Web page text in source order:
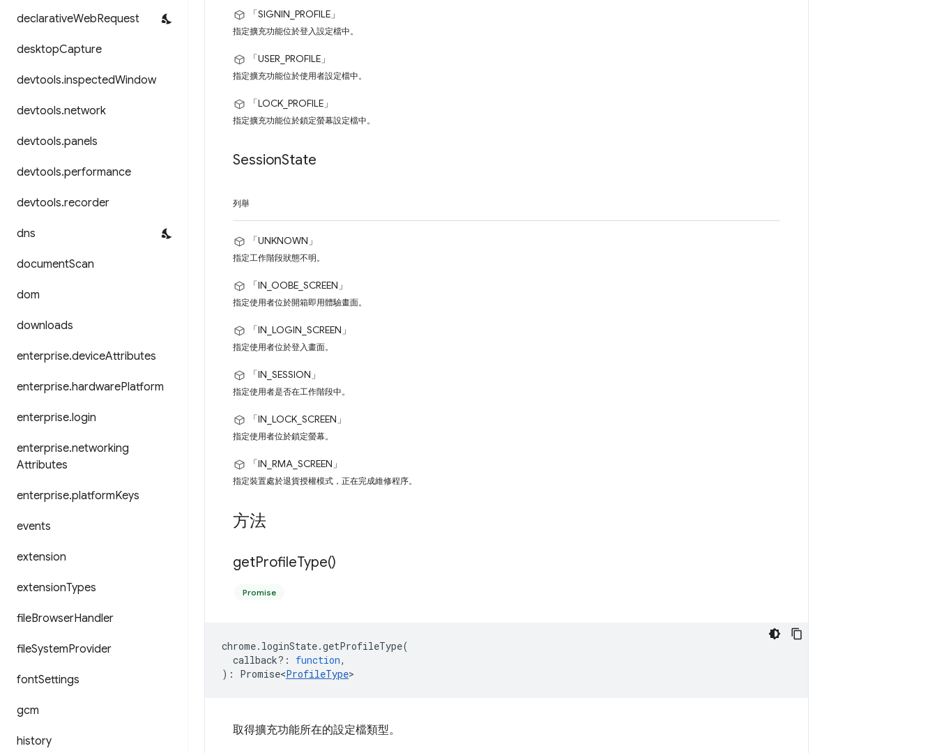
declarativeWebRequest
desktopCapture
devtools.inspectedWindow
devtools.network
devtools.panels
devtools.performance
devtools.recorder
dns
documentScan
dom
downloads
enterprise.deviceAttributes
enterprise.hardwarePlatform
enterprise.login
enterprise.networking
Attributes
enterprise.platformKeys
events
extension
extensionTypes
fileBrowserHandler
fileSystemProvider
fontSettings
gcm
history
「SIGNIN_PROFILE」
指定擴充功能位於登入設定檔中。
「USER_PROFILE」
指定擴充功能位於使用者設定檔中。
「LOCK_PROFILE」
指定擴充功能位於鎖定螢幕設定檔中。
SessionState
列舉
「UNKNOWN」
指定工作階段狀態不明。
「IN_OOBE_SCREEN」
指定使用者位於開箱即用體驗畫面。
「IN_LOGIN_SCREEN」
指定使用者位於登入畫面。
「IN_SESSION」
指定使用者是否在工作階段中。
「IN_LOCK_SCREEN」
指定使用者位於鎖定螢幕。
「IN_RMA_SCREEN」
指定裝置處於退貨授權模式，正在完成維修程序。
方法
getProfileType()
Promise
chrome. loginState.getProfileType(
callback? : function,
) : Promise<ProfileType>
取得擴充功能所在的設定檔類型。